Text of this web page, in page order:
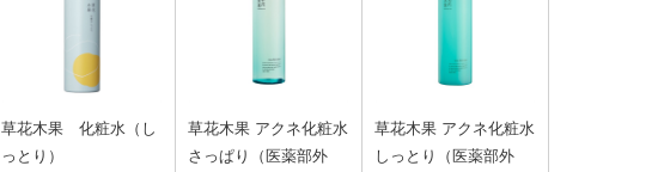
草花木果 化粧水（し
っとり）
草花木果 アクネ化粧水
さっぱり（医薬部外
草花木果 アクネ化粧水
しっとり（医薬部外